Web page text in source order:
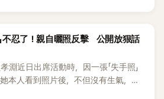
不忍了！親自曬照反擊 公開放狠話
淵近日出席活動時，因一張「失手照」
本人看到照片後，不但沒有生氣，反
動態開玩笑，甚至幽默喊話要「買記者